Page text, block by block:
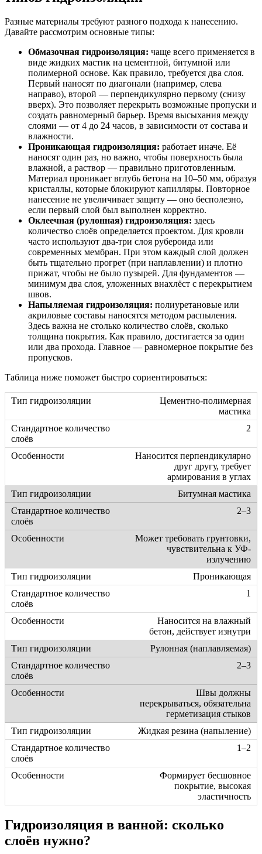
Разные материалы требуют разного подхода к нанесению.
Давайте рассмотрим основные типы:
Обмазочная гидроизоляция: чаще всего применяется в
виде жидких мастик на цементной, битумной или
полимерной основе. Как правило, требуется два слоя.
Первый наносят по диагонали (например, слева
направо), второй — перпендикулярно первому (снизу
вверх). Это позволяет перекрыть возможные пропуски и
создать равномерный барьер. Время высыхания между
слоями — от 4 до 24 часов, в зависимости от состава и
влажности.
Проникающая гидроизоляция: работает иначе. Её
наносят один раз, но важно, чтобы поверхность была
влажной, а раствор — правильно приготовленным.
Материал проникает вглубь бетона на 10–50 мм, образуя
кристаллы, которые блокируют капилляры. Повторное
нанесение не увеличивает защиту — оно бесполезно,
если первый слой был выполнен корректно.
Оклеечная (рулонная) гидроизоляция: здесь
количество слоёв определяется проектом. Для кровли
часто используют два-три слоя рубероида или
современных мембран. При этом каждый слой должен
быть тщательно прогрет (при наплавлении) и плотно
прижат, чтобы не было пузырей. Для фундаментов —
минимум два слоя, уложенных внахлёст с перекрытием
швов.
Напыляемая гидроизоляция: полиуретановые или
акриловые составы наносятся методом распыления.
Здесь важна не столько количество слоёв, сколько
толщина покрытия. Как правило, достигается за один
или два прохода. Главное — равномерное покрытие без
пропусков.
Таблица ниже поможет быстро сориентироваться:
Цементно-полимерная
мастика
2
Наносится перпендикулярно
друг другу, требует
армирования в углах
Битумная мастика
2–3
Может требовать грунтовки,
чувствительна к УФ-
излучению
Проникающая
1
Наносится на влажный
бетон, действует изнутри
Рулонная (наплавляемая)
2–3
Швы должны
перекрываться, обязательна
герметизация стыков
Жидкая резина (напыление)
1–2
Формирует бесшовное
покрытие, высокая
эластичность
Гидроизоляция в ванной: сколько
слоёв нужно?